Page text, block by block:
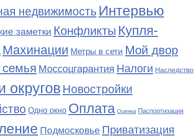
недвижимость Интервью
заметки Конфликты Купля-
Махинации Метры в сети Мой двор
Моссоцгарантия Налоги Наследство
округов Новостройки
Одно окно Оплата Оценка Паспортизация
Подмосковье Приватизация